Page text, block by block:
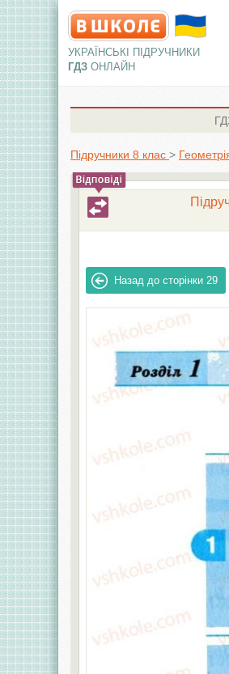
УКРАЇНСЬКІ ПІДРУЧНИКИ
ГДЗ ОНЛАЙН
Підручники 8 клас >
Назад до сторінки 29